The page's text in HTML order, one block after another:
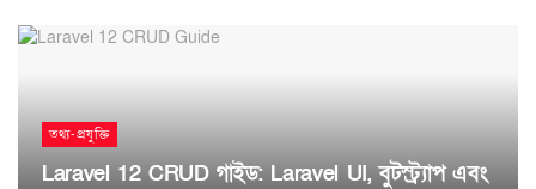
তথ্য-প্রযুক্তি
Laravel 12 CRUD গাইড: Laravel UI, বুটস্ট্র্যাপ এবং